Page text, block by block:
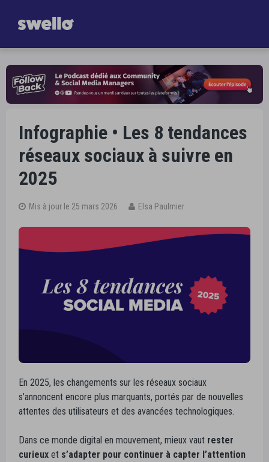
Infographie • Les 8 tendances
réseaux sociaux à suivre en
2025
Mis à jour le 25 mars 2026 Elsa Paulmier
En 2025, les changements sur les réseaux sociaux
s’annoncent encore plus marquants, portés par de nouvelles
attentes des utilisateurs et des avancées technologiques.
Dans ce monde digital en mouvement, mieux vaut rester
curieux et s’adapter pour continuer à capter l’attention